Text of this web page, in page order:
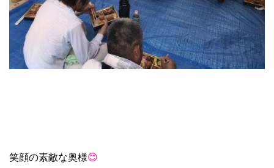
笑顔の素敵な奥様😊